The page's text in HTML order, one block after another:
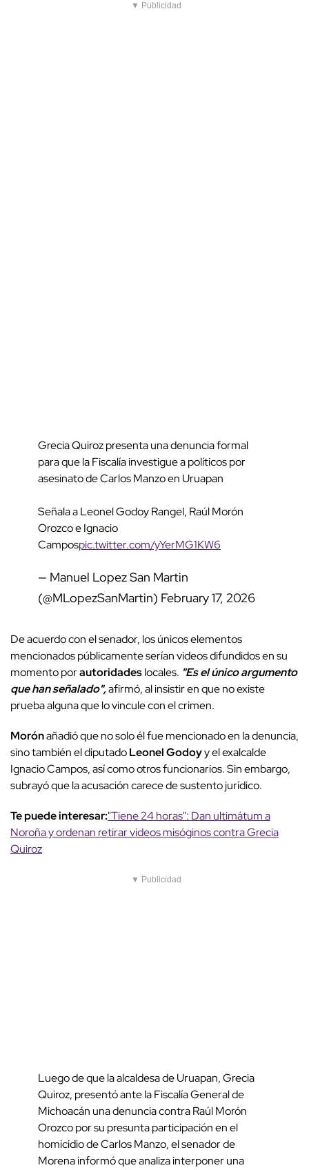
▼ Publicidad
Grecia Quiroz presenta una denuncia formal
para que la Fiscalía investigue a políticos por
asesinato de Carlos Manzo en Uruapan
Señala a Leonel Godoy Rangel, Raúl Morón
Orozco e Ignacio
Campospic.twitter.com/yYerMG1KW6
— Manuel Lopez San Martin
(@MLopezSanMartin) February 17, 2026
De acuerdo con el senador, los únicos elementos
mencionados públicamente serían videos difundidos en su
momento porautoridadeslocales. "Es el único argumento
que han señalado",afirmó, al insistir en que no existe
prueba alguna que lo vincule con el crimen.
Morónañadió que no solo él fue mencionado en la denuncia,
sino también el diputadoLeonel Godoyy el exalcalde
Ignacio Campos, así como otros funcionarios. Sin embargo,
subrayó que la acusación carece de sustento jurídico.
Te puede interesar:"Tiene 24 horas": Dan ultimátum a
Noroña y ordenan retirar videos misóginos contra Grecia
Quiroz
▼ Publicidad
Luego de que la alcaldesa de Uruapan, Grecia
Quiroz, presentó ante la Fiscalía General de
Michoacán una denuncia contra Raúl Morón
Orozco por su presunta participación en el
homicidio de Carlos Manzo, el senador de
Morena informó que analiza interponer una